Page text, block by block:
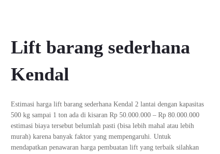
Lift barang sederhana
Kendal
Estimasi harga lift barang sederhana Kendal 2 lantai dengan kapasitas
500 kg sampai 1 ton ada di kisaran Rp 50.000.000 – Rp 80.000.000
estimasi biaya tersebut belumlah pasti (bisa lebih mahal atau lebih
murah) karena banyak faktor yang mempengaruhi. Untuk
mendapatkan penawaran harga pembuatan lift yang terbaik silahkan